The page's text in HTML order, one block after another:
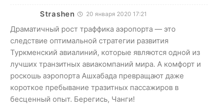
Strashen 20 января 2020 17:21
Драматичный рост траффика аэропорта — это
следствие оптимальной стратегии развития
Туркменский авиалиний, которые являются одной из
лучших транзитных авиакомпаний мира. А комфорт и
роскошь аэропорта Ашхабада превращают даже
короткое пребывание тразитных пассажиров в
бесценный опыт. Берегись, Чанги!